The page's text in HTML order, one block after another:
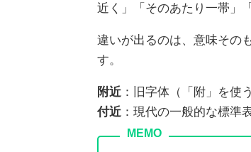
近く」「そのあたり一帯」
違いが出るのは、意味その
す。
附近 ：旧字体（「附」を使
付近 ：現代の一般的な標準